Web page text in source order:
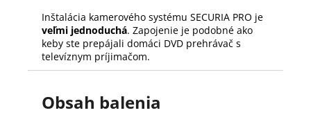
Inštalácia kamerového systému SECURIA PRO je
veľmi jednoduchá. Zapojenie je podobné ako
keby ste prepájali domáci DVD prehrávač s
televíznym príjimačom.
Obsah balenia